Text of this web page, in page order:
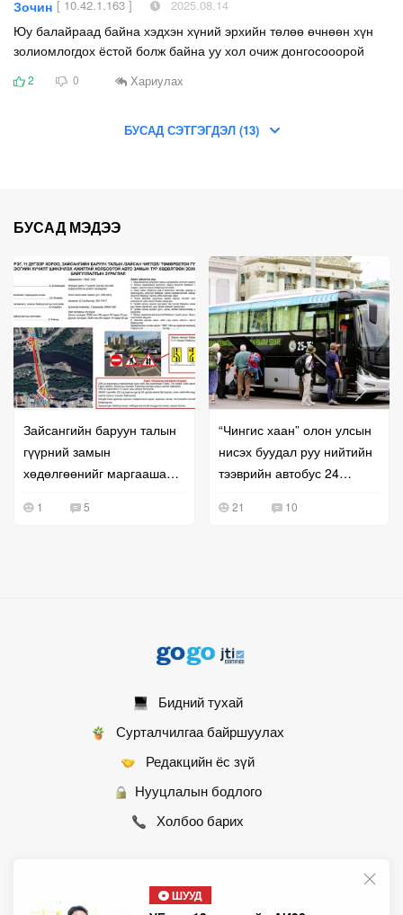
Зочин [ 10.42.1.163 ] 2025.08.14
Юу балайраад байна хэдхэн хүний эрхийн төлөө өчнөөн хүн
золиомлогдох ёстой болж байна уу хол очиж донгосооорой
2 0 Хариулах
БУСАД СЭТГЭГДЭЛ (13)
ШУУД
БУСАД МЭДЭЭ
Зайсангийн баруун талын
гүүрний замын
хөдөлгөөнийг маргаашаас
1 5
“Чингис хаан” олон улсын
нисэх буудал руу нийтийн
тээврийн автобус 24
21 10
Бидний тухай
Сурталчилгаа байршуулах
Редакцийн ёс зүй
Нууцлалын бодлого
Холбоо барих
© 2007 - 2026 Монгол Контент ХХК • Бүх эрх хуулиар хамгаалагдсан